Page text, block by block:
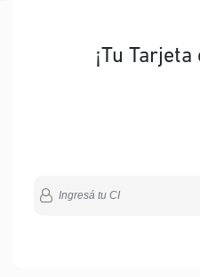
¡Tu